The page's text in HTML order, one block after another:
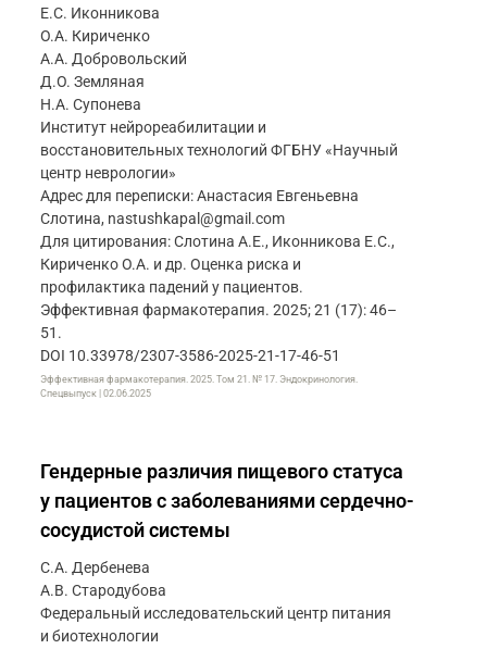
Е.С. Иконникова
О.А. Кириченко
А.А. Добровольский
Д.О. Земляная
Н.А. Супонева
Институт нейрореабилитации и
восстановительных технологий ФГБНУ «Научный
центр неврологии»
Адрес для переписки: Анастасия Евгеньевна
Слотина, nastushkapal@gmail.com
Для цитирования: Слотина А.Е., Иконникова Е.С.,
Кириченко О.А. и др. Оценка риска и
профилактика падений у пациентов.
Эффективная фармакотерапия. 2025; 21 (17): 46–
51.
DOI 10.33978/2307-3586-2025-21-17-46-51
Эффективная фармакотерапия. 2025. Том 21. № 17. Эндокринология.
Спецвыпуск | 02.06.2025
Гендерные различия пищевого статуса
у пациентов с заболеваниями сердечно-
сосудистой системы
С.А. Дербенева
А.В. Стародубова
Федеральный исследовательский центр питания
и биотехнологии